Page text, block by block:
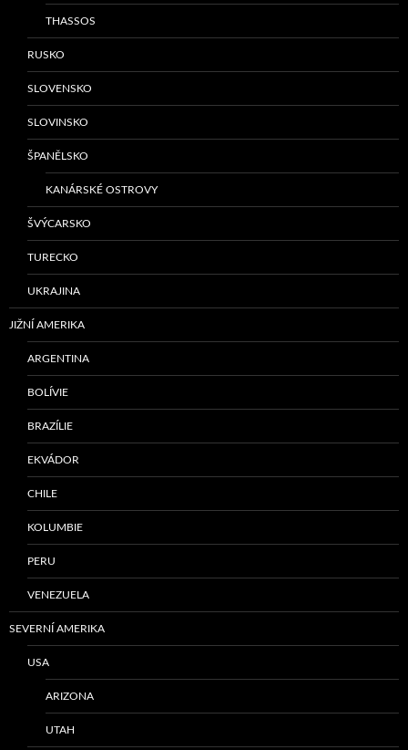
THASSOS
RUSKO
SLOVENSKO
SLOVINSKO
ŠPANĚLSKO
KANÁRSKÉ OSTROVY
ŠVÝCARSKO
TURECKO
UKRAJINA
JIŽNÍ AMERIKA
ARGENTINA
BOLÍVIE
BRAZÍLIE
EKVÁDOR
CHILE
KOLUMBIE
PERU
VENEZUELA
SEVERNÍ AMERIKA
USA
ARIZONA
UTAH